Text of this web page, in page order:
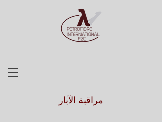
مراقبة الآبار